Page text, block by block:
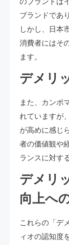
ブランドであ
しかし、日本
消費者にはそ
ます。
デメリ
また、カンポ
れていますが
が高めに感じ
者の価値観や
ランスに対す
デメリ
向上へ
これらの「デ
ィオの認知度